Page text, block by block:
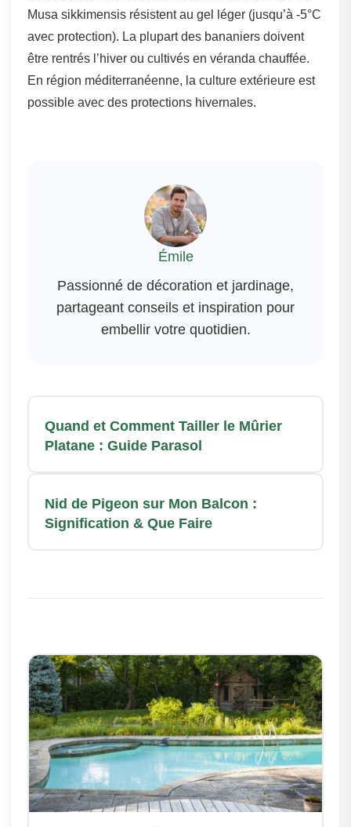
Musa sikkimensis résistent au gel léger (jusqu’à -5°C
avec protection). La plupart des bananiers doivent
être rentrés l’hiver ou cultivés en véranda chauffée.
En région méditerranéenne, la culture extérieure est
possible avec des protections hivernales.
Émile
Passionné de décoration et jardinage,
partageant conseils et inspiration pour
embellir votre quotidien.
Quand et Comment Tailler le Mûrier
Platane : Guide Parasol
Nid de Pigeon sur Mon Balcon :
Signification & Que Faire